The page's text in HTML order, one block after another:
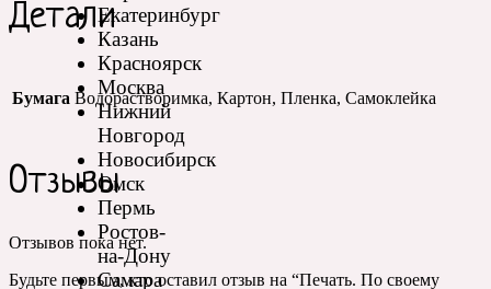
Екатеринбург
Казань
Красноярск
Москва
Нижний
Новгород
Новосибирск
Омск
Пермь
Ростов-
на-Дону
Самара
Детали
Бумага Водорастворимка, Картон, Пленка, Самоклейка
Отзывы
Отзывов пока нет.
Будьте первым, кто оставил отзыв на “Печать. По своему